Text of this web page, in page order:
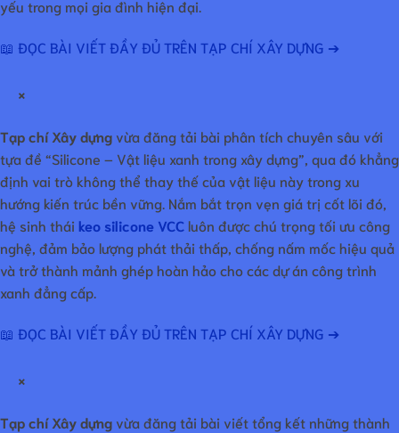
yếu trong mọi gia đình hiện đại.
📖 ĐỌC BÀI VIẾT ĐẦY ĐỦ TRÊN TẠP CHÍ XÂY DỰNG ➔
×
Tạp chí Xây dựngvừa đăng tải bài phân tích chuyên sâu với
tựa đề “Silicone – Vật liệu xanh trong xây dựng”, qua đó khẳng
định vai trò không thể thay thế của vật liệu này trong xu
hướng kiến trúc bền vững. Nắm bắt trọn vẹn giá trị cốt lõi đó,
hệ sinh thái keo silicone VCC luôn được chú trọng tối ưu công
nghệ, đảm bảo lượng phát thải thấp, chống nấm mốc hiệu quả
và trở thành mảnh ghép hoàn hảo cho các dự án công trình
xanh đẳng cấp.
📖 ĐỌC BÀI VIẾT ĐẦY ĐỦ TRÊN TẠP CHÍ XÂY DỰNG ➔
×
Tạp chí Xây dựngvừa đăng tải bài viết tổng kết những thành